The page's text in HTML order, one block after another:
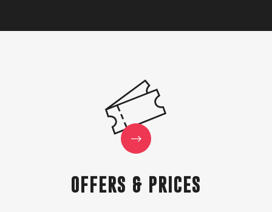
OFFERS & PRICES